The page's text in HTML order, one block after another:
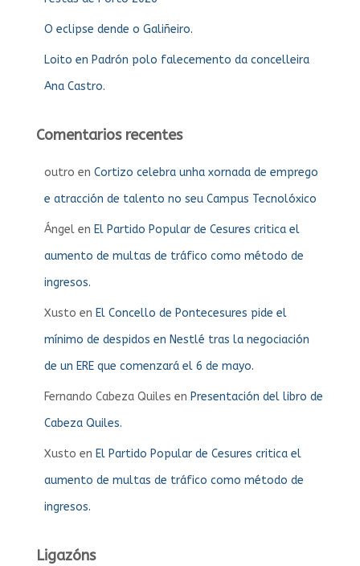
O eclipse dende o Galiñeiro.
Loito en Padrón polo falecemento da concelleira
Ana Castro.
Comentarios recentes
outro en Cortizo celebra unha xornada de emprego
e atracción de talento no seu Campus Tecnolóxico
Ángel en El Partido Popular de Cesures critica el
aumento de multas de tráfico como método de
ingresos.
Xusto en El Concello de Pontecesures pide el
mínimo de despidos en Nestlé tras la negociación
de un ERE que comenzará el 6 de mayo.
Fernando Cabeza Quiles en Presentación del libro de
Cabeza Quiles.
Xusto en El Partido Popular de Cesures critica el
aumento de multas de tráfico como método de
ingresos.
Ligazóns